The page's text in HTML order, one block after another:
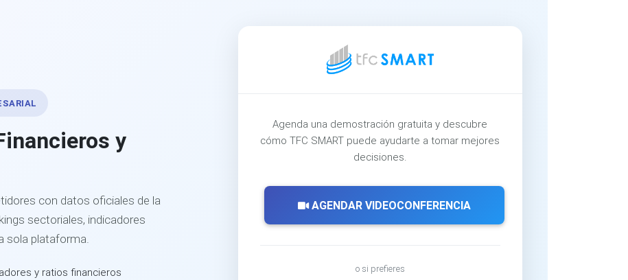
y
con datos oficiales de la
sectoriales, indicadores
sola plataforma.
y ratios financieros
Agenda una demostración gratuita y descubre
cómo TFC SMART puede ayudarte a tomar mejores
decisiones.
AGENDAR VIDEOCONFERENCIA
o si prefieres